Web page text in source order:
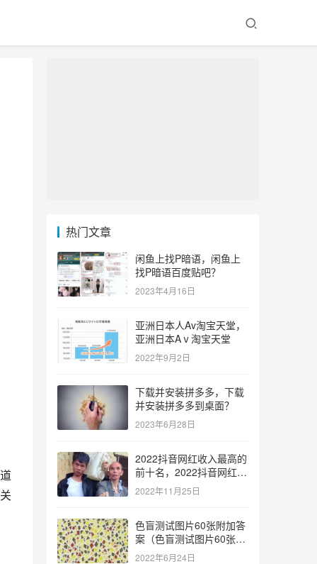
热门文章
闲鱼上找P暗语，闲鱼上
找P暗语百度贴吧？
2023年4月16日
亚洲日本人Av淘宝天堂，
亚洲日本Aⅴ淘宝天堂
2022年9月2日
下载并安装拼多多，下载
并安装拼多多到桌面？
2023年6月28日
2022抖音网红收入最高的
前十名，2022抖音网红收
入最高的前十名有哪些？
2022年11月25日
色盲测试图片60张附加答
案（色盲测试图片60张复
杂）
2022年6月24日